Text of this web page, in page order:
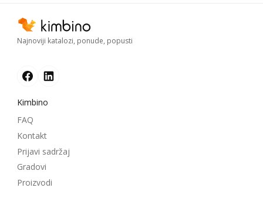
Najnoviji katalozi, ponude, popusti
Kimbino
FAQ
Kontakt
Prijavi sadržaj
Gradovi
Proizvodi